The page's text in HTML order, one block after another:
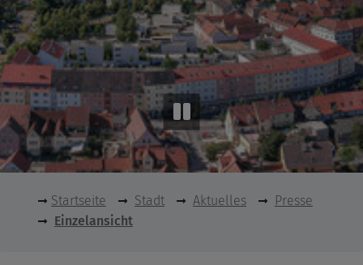
Startseite Stadt Aktuelles
Presse
Einzelansicht